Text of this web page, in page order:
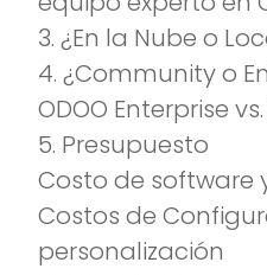
3. ¿En la Nube o
4. ¿Community o
ODOO Enterprise
5. Presupuesto
Costo de software
Costos de
personalización